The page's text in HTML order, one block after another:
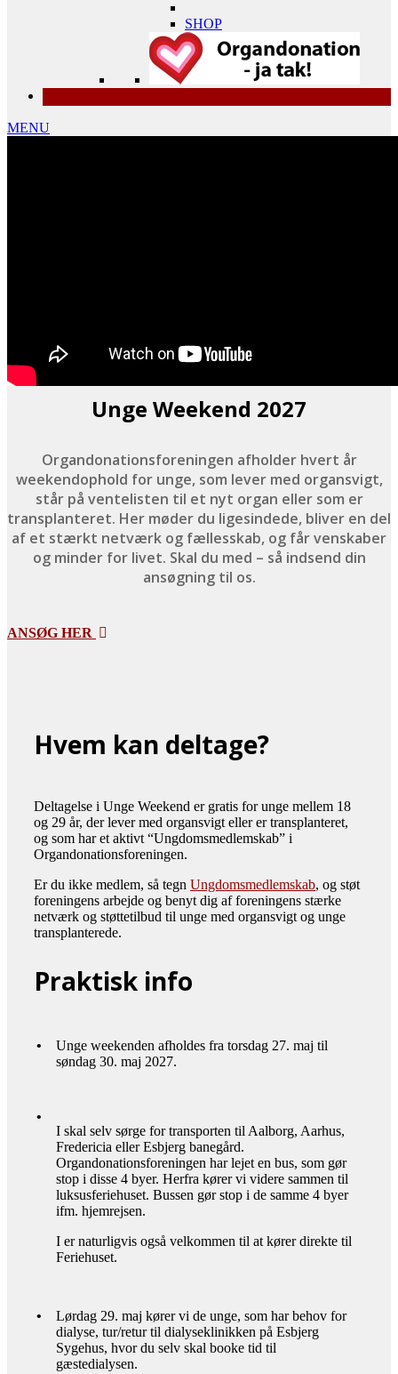
SHOP
MENU
Unge Weekend 2027
Organdonationsforeningen afholder hvert år
weekendophold for unge, som lever med organsvigt,
står på ventelisten til et nyt organ eller som er
transplanteret. Her møder du ligesindede, bliver en del
af et stærkt netværk og fællesskab, og får venskaber
og minder for livet. Skal du med – så indsend din
ansøgning til os.
ANSØG HER
Hvem kan deltage?
Deltagelse i Unge Weekend er gratis for unge mellem 18
og 29 år, der lever med organsvigt eller er transplanteret,
og som har et aktivt “Ungdomsmedlemskab” i
Organdonationsforeningen.
Er du ikke medlem, så tegn Ungdomsmedlemskab, og støt
foreningens arbejde og benyt dig af foreningens stærke
netværk og støttetilbud til unge med organsvigt og unge
transplanterede.
Praktisk info
•
Unge weekenden afholdes fra torsdag 27. maj til
søndag 30. maj 2027.
•
I skal selv sørge for transporten til Aalborg, Aarhus,
Fredericia eller Esbjerg banegård.
Organdonationsforeningen har lejet en bus, som gør
stop i disse 4 byer. Herfra kører vi videre sammen til
luksusferiehuset. Bussen gør stop i de samme 4 byer
ifm. hjemrejsen.
I er naturligvis også velkommen til at kører direkte til
Feriehuset.
•
Lørdag 29. maj kører vi de unge, som har behov for
dialyse, tur/retur til dialyseklinikken på Esbjerg
Sygehus, hvor du selv skal booke tid til
gæstedialysen.